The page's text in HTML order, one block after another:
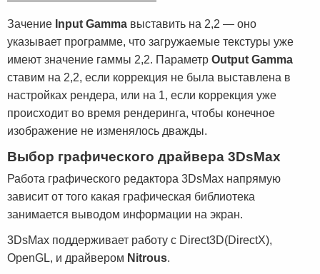
Зачение Input Gamma выставить на 2,2 — оно
указывает программе, что загружаемые текстуры уже
имеют значение гаммы 2,2. Параметр Output Gamma
ставим на 2,2, если коррекция не была выставлена в
настройках рендера, или на 1, если коррекция уже
происходит во время рендеринга, чтобы конечное
изображение не изменялось дважды.
Выбор графического драйвера 3DsMax
Работа графического редактора 3DsMax напрямую
зависит от того какая графическая библиотека
занимается выводом информации на экран.
3DsMax поддерживает работу с Direct3D(DirectX),
OpenGL, и драйвером Nitrous.